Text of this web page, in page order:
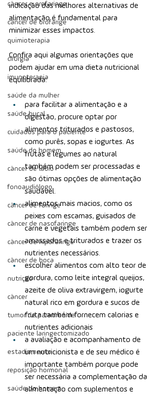
câncer e orofaringe
câncer de orofarige
quimioterapia
cirurgia
imunoterapia
saúde da mulher
saúde bucal
cuidados para o paciente
saúde do homem
câncer de lábio
fonoaudiólogo
câncer de faringe
câncer de nasofaringe
câncer de hipofaringe
câncer de boca
nutrição
câncer
tumor de paratireoide
paciente laringectomizado
estadiamento
reposição hormonal
saúde do homem
indicação das melhores alternativas de
alimentação é fundamental para
minimizar esses impactos.
Confira aqui algumas orientações que
podem ajudar em uma dieta nutricional
equilibrada:
para facilitar a alimentação e a
digestão, procure optar por
alimentos triturados e pastosos,
como purês, sopas e iogurtes. As
frutas e legumes ao natural
também podem ser processadas e
são ótimas opções de alimentação
saudável.
alimentos mais macios, como os
peixes com escamas, guisados de
carne e vegetais também podem ser
amassados e triturados e trazer os
nutrientes necessários.
escolher alimentos com alto teor de
gordura, como leite integral queijos,
azeite de oliva extravirgem, iogurte
natural rico em gordura e sucos de
fruta também fornecem calorias e
nutrientes adicionais
a avaliação e acompanhamento de
um nutricionista e de seu médico é
importante também porque pode
ser necessária a complementação da
alimentação com suplementos e